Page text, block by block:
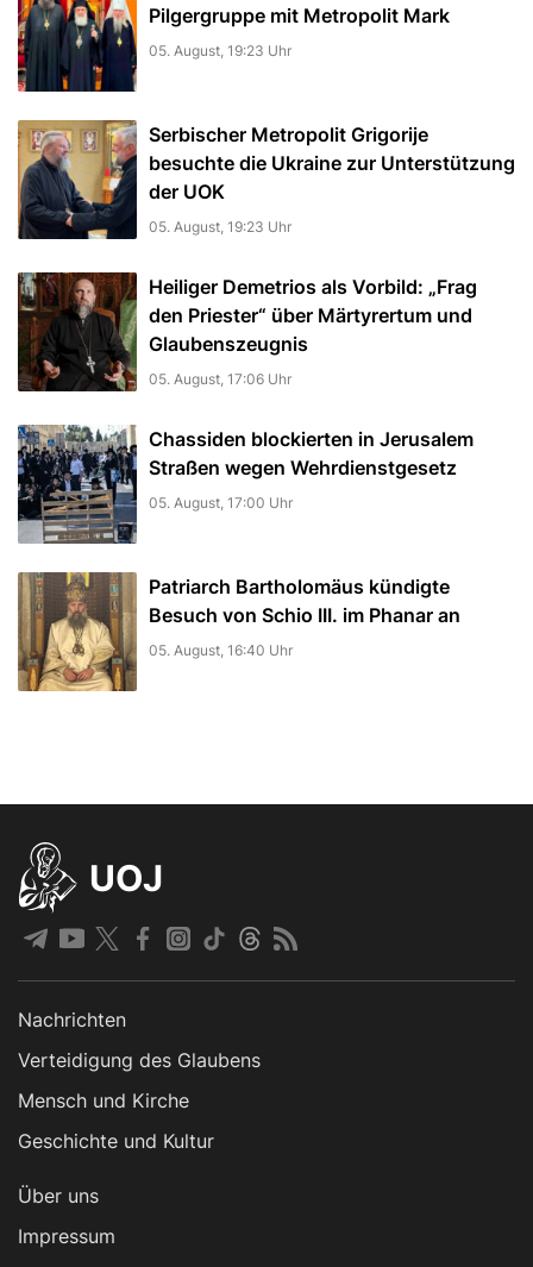
Pilgergruppe mit Metropolit Mark
05. August, 19:23 Uhr
Serbischer Metropolit Grigorije
besuchte die Ukraine zur Unterstützung
der UOK
05. August, 19:23 Uhr
Heiliger Demetrios als Vorbild: „Frag
den Priester“ über Märtyrertum und
Glaubenszeugnis
05. August, 17:06 Uhr
Chassiden blockierten in Jerusalem
Straßen wegen Wehrdienstgesetz
05. August, 17:00 Uhr
Patriarch Bartholomäus kündigte
Besuch von Schio III. im Phanar an
05. August, 16:40 Uhr
UOJ
Nachrichten
Verteidigung des Glaubens
Mensch und Kirche
Geschichte und Kultur
Über uns
Impressum